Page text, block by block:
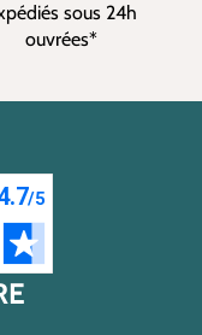
sous 24h
ouvrées*